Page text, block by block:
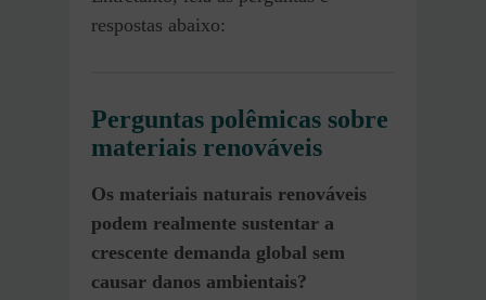
respostas abaixo:
Perguntas polêmicas sobre
materiais renováveis
Os materiais naturais renováveis
podem realmente sustentar a
crescente demanda global sem
causar danos ambientais?